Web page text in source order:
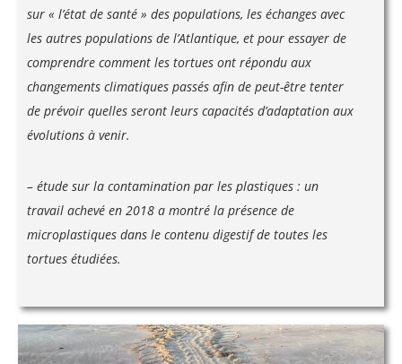
sur « l’état de santé » des populations, les échanges avec
les autres populations de l’Atlantique, et pour essayer de
comprendre comment les tortues ont répondu aux
changements climatiques passés afin de peut-être tenter
de prévoir quelles seront leurs capacités d’adaptation aux
évolutions à venir.
– étude sur la contamination par les plastiques : un
travail achevé en 2018 a montré la présence de
microplastiques dans le contenu digestif de toutes les
tortues étudiées.